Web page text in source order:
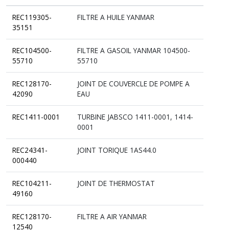
REC119305-
35151
FILTRE A HUILE YANMAR
REC104500-
55710
FILTRE A GASOIL YANMAR 104500-
55710
REC128170-
42090
JOINT DE COUVERCLE DE POMPE A
EAU
REC1411-0001
TURBINE JABSCO 1411-0001, 1414-
0001
REC24341-
000440
JOINT TORIQUE 1AS44.0
REC104211-
49160
JOINT DE THERMOSTAT
REC128170-
12540
FILTRE A AIR YANMAR